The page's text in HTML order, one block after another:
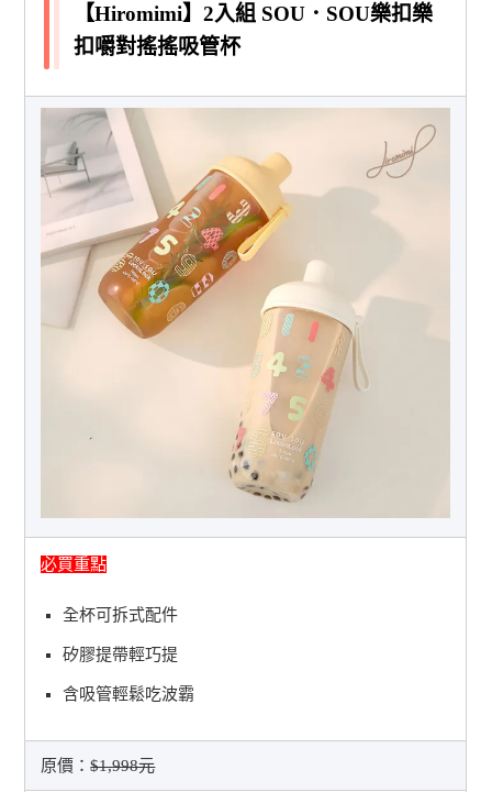
【Hiromimi】2入組 SOU．SOU樂扣樂
扣嚼對搖搖吸管杯
必買重點
全杯可拆式配件
矽膠提帶輕巧提
含吸管輕鬆吃波霸
原價：$1,998元